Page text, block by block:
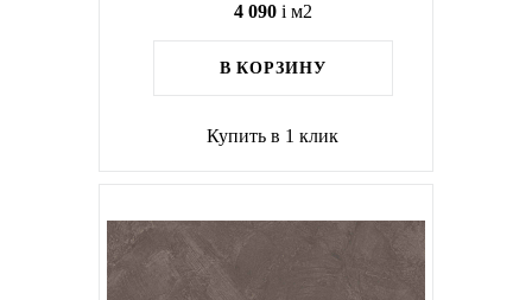
4 090 i м2
В КОРЗИНУ
Купить в 1 клик